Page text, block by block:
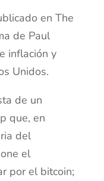
en The
de Paul
inflación y
Unidos.
de un
que, en
del
el
por el bitcoin;